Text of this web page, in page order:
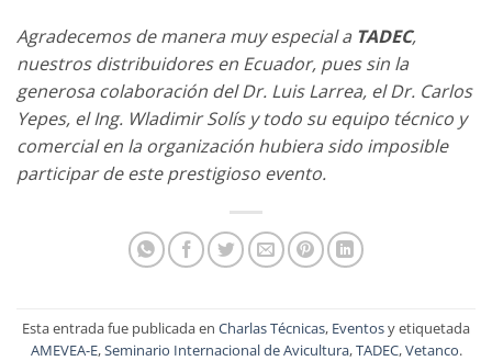
Agradecemos de manera muy especial a TADEC,
nuestros distribuidores en Ecuador, pues sin la
generosa colaboración del Dr. Luis Larrea, el Dr. Carlos
Yepes, el Ing. Wladimir Solís y todo su equipo técnico y
comercial en la organización hubiera sido imposible
participar de este prestigioso evento.
Esta entrada fue publicada en Charlas Técnicas, Eventosy etiquetada
AMEVEA-E,Seminario Internacional de Avicultura,TADEC,Vetanco.